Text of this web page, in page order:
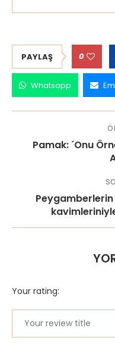
PAYLAŞ 0
Whatsapp
Pamak: ´Onu
Your rating: